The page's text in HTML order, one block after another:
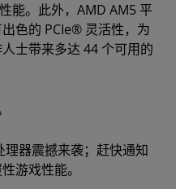
能。此外，AMD AM5 平
色的 PCIe® 灵活性，为
士带来多达 44 个可用的
器震撼来袭；赶快通知
游戏性能。